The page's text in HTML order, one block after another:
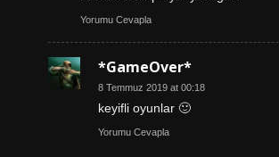
Yorumu Cevapla
*GameOver*
8 Temmuz 2019 at 00:18
keyifli oyunlar 🙂
Yorumu Cevapla